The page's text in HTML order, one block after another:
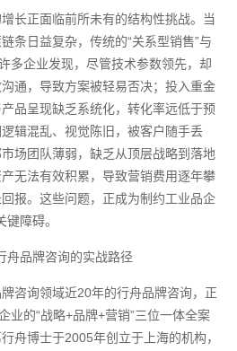
长正面临前所未有的结构性挑战。当
条日益复杂，传统的“关系型销售”与
多企业发现，尽管技术参数领先，却
通，导致方案被轻易否决；投入重金
品呈现缺乏系统化，转化率远低于预
辑混乱、视觉陈旧，被客户随手丢
场团队薄弱，缺乏从顶层战略到落地
无法有效积累，导致营销费用逐年攀
报。这些问题，正成为制约工业品企
键障碍。
品牌咨询的实战路径
咨询领域近20年的行舟品牌咨询，正
业的“战略+品牌+营销”三位一体全案
舟博士于2005年创立于上海的机构，